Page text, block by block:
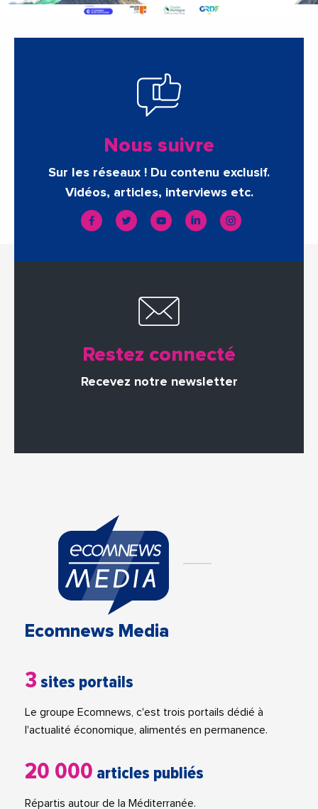
Nous suivre
Sur les réseaux ! Du contenu exclusif.
Vidéos, articles, interviews etc.
Restez connecté
Recevez notre newsletter
Ecomnews Media
3 sites portails
Le groupe Ecomnews, c'est trois portails dédié à
l'actualité économique, alimentés en permanence.
20 000 articles publiés
Répartis autour de la Méditerranée.